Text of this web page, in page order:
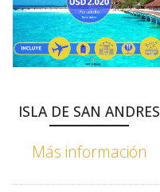
ISLA DE SAN ANDRES
Más información